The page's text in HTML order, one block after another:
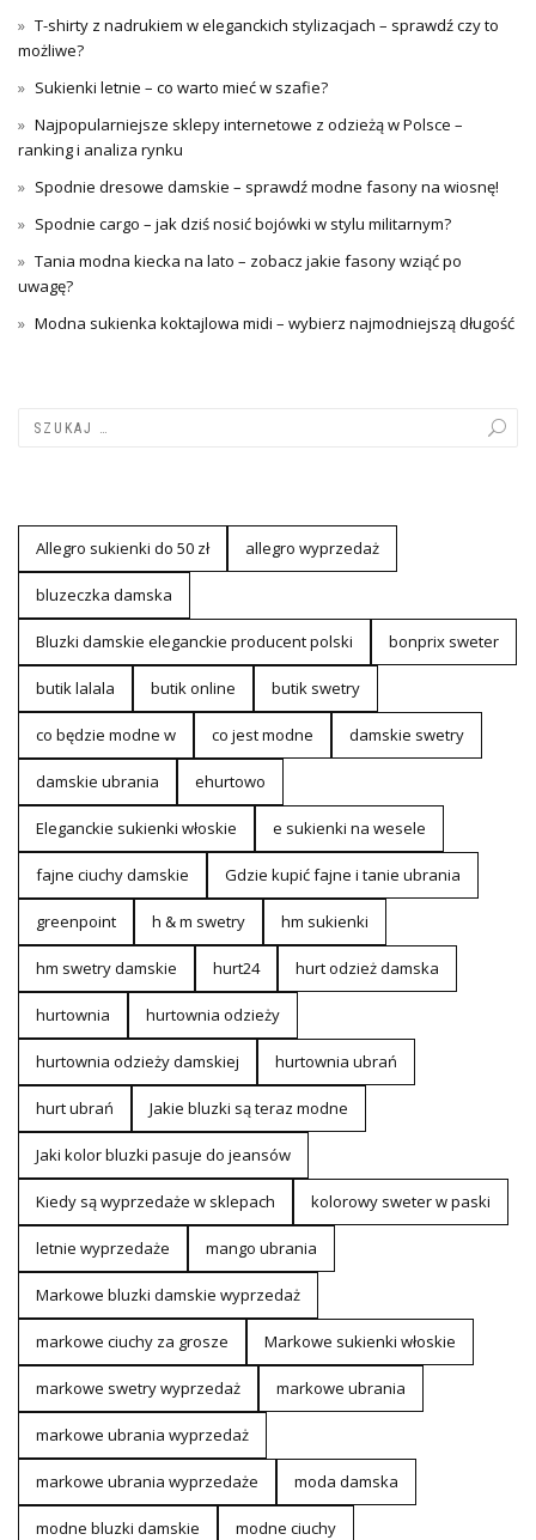
T-shirty z nadrukiem w eleganckich stylizacjach – sprawdź czy to
możliwe?
Sukienki letnie – co warto mieć w szafie?
Najpopularniejsze sklepy internetowe z odzieżą w Polsce –
ranking i analiza rynku
Spodnie dresowe damskie – sprawdź modne fasony na wiosnę!
Spodnie cargo – jak dziś nosić bojówki w stylu militarnym?
Tania modna kiecka na lato – zobacz jakie fasony wziąć po
uwagę?
Modna sukienka koktajlowa midi – wybierz najmodniejszą długość
Allegro sukienki do 50 zł allegro wyprzedaż
bluzeczka damska
Bluzki damskie eleganckie producent polski bonprix sweter
butik lalala butik online butik swetry
co będzie modne w co jest modne damskie swetry
damskie ubrania ehurtowo
Eleganckie sukienki włoskie e sukienki na wesele
fajne ciuchy damskie Gdzie kupić fajne i tanie ubrania
greenpoint h & m swetry hm sukienki
hm swetry damskie hurt24 hurt odzież damska
hurtownia hurtownia odzieży
hurtownia odzieży damskiej hurtownia ubrań
hurt ubrań Jakie bluzki są teraz modne
Jaki kolor bluzki pasuje do jeansów
Kiedy są wyprzedaże w sklepach kolorowy sweter w paski
letnie wyprzedaże mango ubrania
Markowe bluzki damskie wyprzedaż
markowe ciuchy za grosze Markowe sukienki włoskie
markowe swetry wyprzedaż markowe ubrania
markowe ubrania wyprzedaż
markowe ubrania wyprzedaże moda damska
modne bluzki damskie modne ciuchy